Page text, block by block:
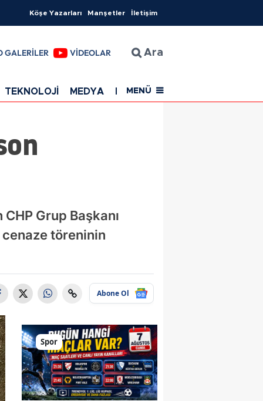
Köşe Yazarları Manşetler İletişim
GALERİLER VİDEOLAR Ara
TEKNOLOJİ MEDYA EĞİTİM SAĞLIK
MENÜ
Grup Başkanı
cenaze töreninin
Abone Ol
Spor